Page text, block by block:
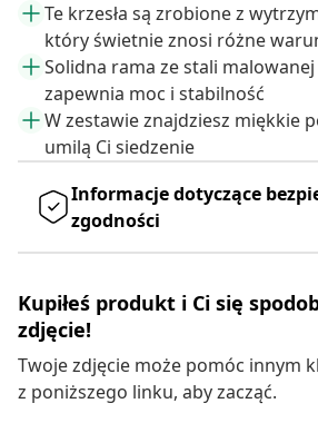
Te krzesła są zrobione z
który świetnie znosi różne
Solidna rama ze stali
zapewnia moc i stabilność
W zestawie znajdziesz miękkie
umilą Ci siedzenie
Informacje dotyczące
zgodności
Kupiłeś produkt i Ci się
zdjęcie!
Twoje zdjęcie może pomóc innym
z poniższego linku, aby zacząć.